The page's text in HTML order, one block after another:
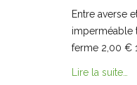
Entre averse
imperméable
ferme 2,00 €
Lire la suite…